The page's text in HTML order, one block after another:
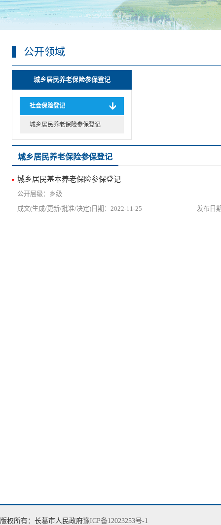
公开领域
城乡居民养老保险参保登记
社会保险登记
城乡居民养老保险参保登记
城乡居民养老保险参保登记
城乡居民基本养老保险参保登记
乡级
2022-11-25
版权所有：长葛市人民政府豫ICP备12023253号-1